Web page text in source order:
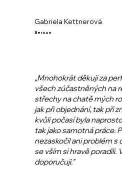
Gabriela Kettnerová
Beroun
„Mnohokrát děkuji za
všech zúčastněných na
střechy na chatě mých
jak při objednání, tak při
kvůli počasí byla
tak jako samotná práce.
nezaskočil ani problém
se vším si hravě poradili.
doporučuji."